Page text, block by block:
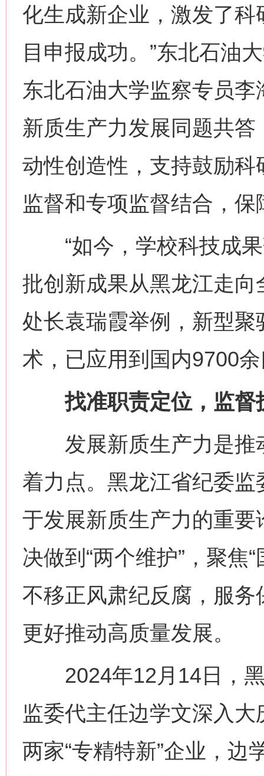
化生成新企业，激发了
目申报成功。”东北石油
东北石油大学监察专员
新质生产力发展同题共
动性创造性，支持鼓励
监督和专项监督结合，
“如今，学校科技成果
批创新成果从黑龙江走向
处长袁瑞霞举例，新型
术，已应用到国内9700
找准职责定位，监督
发展新质生产力是推
着力点。黑龙江省纪委
于发展新质生产力的重要
决做到“两个维护”，聚焦
不移正风肃纪反腐，服
更好推动高质量发展。
2024年12月14日，黑
监委代主任边学文深入
两家“专精特新”企业，边